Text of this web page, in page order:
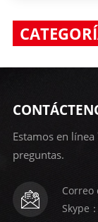
Estamos en
preguntas.
Correo
Skype